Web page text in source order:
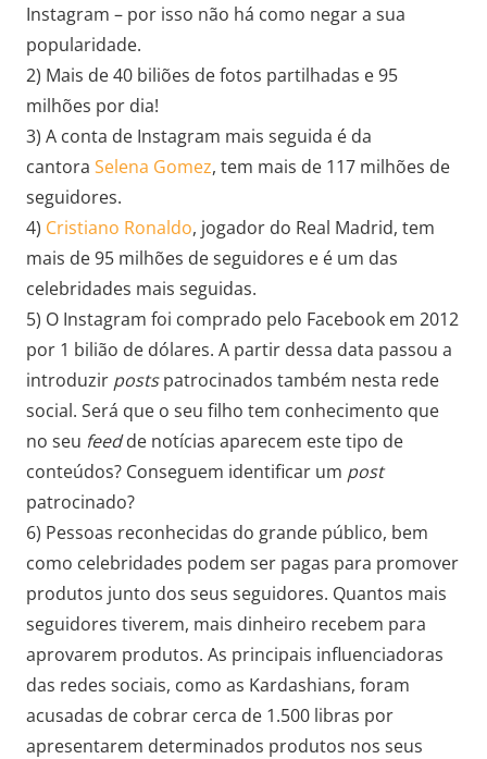
Instagram – por isso não há como negar a sua
popularidade.
2) Mais de 40 biliões de fotos partilhadas e 95
milhões por dia!
3) A conta de Instagram mais seguida é da
cantora Selena Gomez, tem mais de 117 milhões de
seguidores.
4) Cristiano Ronaldo, jogador do Real Madrid, tem
mais de 95 milhões de seguidores e é um das
celebridades mais seguidas.
5) O Instagram foi comprado pelo Facebook em 2012
por 1 bilião de dólares. A partir dessa data passou a
introduzir postspatrocinados também nesta rede
social. Será que o seu filho tem conhecimento que
no seu feedde notícias aparecem este tipo de
conteúdos? Conseguem identificar um post
patrocinado?
6) Pessoas reconhecidas do grande público, bem
como celebridades podem ser pagas para promover
produtos junto dos seus seguidores. Quantos mais
seguidores tiverem, mais dinheiro recebem para
aprovarem produtos. As principais influenciadoras
das redes sociais, como as Kardashians, foram
acusadas de cobrar cerca de 1.500 libras por
apresentarem determinados produtos nos seus